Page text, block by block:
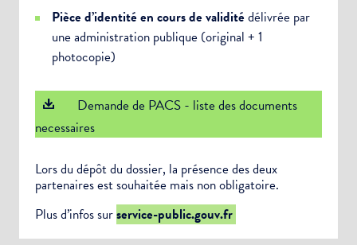
Pièce d’identité en cours de validitédélivrée par
une administration publique (original + 1
photocopie)
Demande de PACS - liste des documents
necessaires
Lors du dépôt du dossier, la présence des deux
partenaires est souhaitée mais non obligatoire.
Plus d’infos surservice-public.gouv.fr